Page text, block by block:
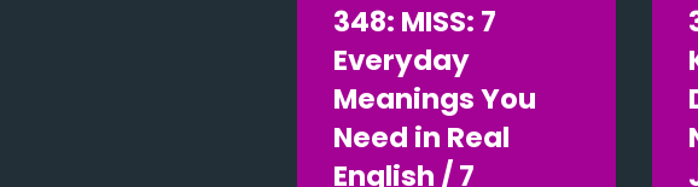
348: MISS: 7
Everyday
Meanings You
Need in Real
English / 7